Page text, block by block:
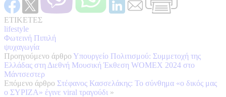
ΕΤΙΚΕΤΕΣ
lifestyle
Φωτεινή Πιπιλή
ψυχαγωγία
Προηγούμενο άρθρο Υπουργείο Πολιτισμού: Συμμετοχή της
Ελλάδας στη Διεθνή Μουσική Έκθεση WOMEX 2024 στο
Μάντσεστερ
Επόμενο άρθρο Στέφανος Κασσελάκης: Το σύνθημα «ο δικός μας
ο ΣΥΡΙΖΑ» έγινε viral τραγούδι »